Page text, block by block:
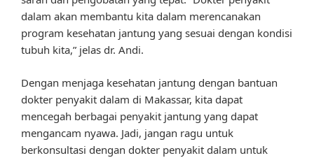
dalam akan membantu kita dalam merencanakan
program kesehatan jantung yang sesuai dengan kondisi
tubuh kita,” jelas dr. Andi.
Dengan menjaga kesehatan jantung dengan bantuan
dokter penyakit dalam di Makassar, kita dapat
mencegah berbagai penyakit jantung yang dapat
mengancam nyawa. Jadi, jangan ragu untuk
berkonsultasi dengan dokter penyakit dalam untuk